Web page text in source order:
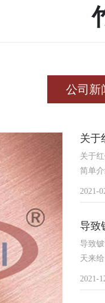
公司新
关于
关于
简单
2021-
导致
导致
天来
2021-